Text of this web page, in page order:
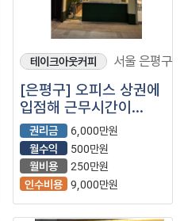
테이크아웃커피 서울 은평구
[은평구] 오피스 상권에
입점해 근무시간이
매우짧은 매장입니다！
워라벨 중요하게
생각하시는분들
강력추천！！
권리금
6,000만원
월수익
500만원
월비용
250만원
인수비용 9,000만원